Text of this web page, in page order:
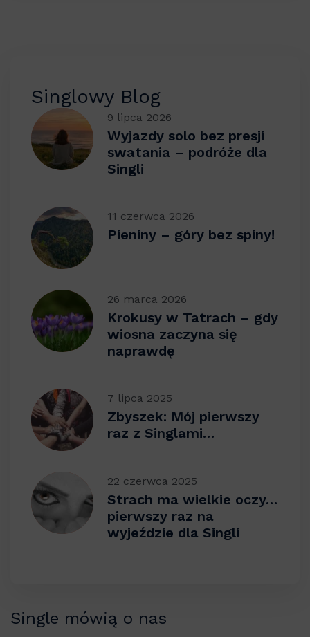
Singlowy Blog
9 lipca 2026
Wyjazdy solo bez presji
swatania – podróże dla
Singli
11 czerwca 2026
Pieniny – góry bez spiny!
26 marca 2026
Krokusy w Tatrach – gdy
wiosna zaczyna się
naprawdę
7 lipca 2025
Zbyszek: Mój pierwszy
raz z Singlami…
22 czerwca 2025
Strach ma wielkie oczy…
pierwszy raz na
wyjeździe dla Singli
Single mówią o nas